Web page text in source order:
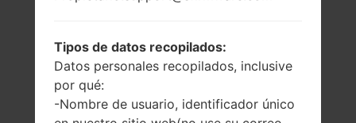
Tipos de datos recopilados:
Datos personales recopilados, inclusive
por qué:
-Nombre de usuario, identificador único